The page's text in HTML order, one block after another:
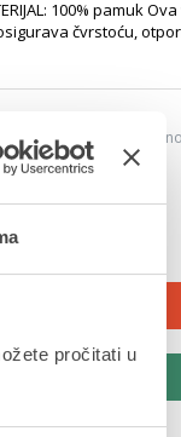
pročitati u
100% pamuk
čvrstoću,
karticama